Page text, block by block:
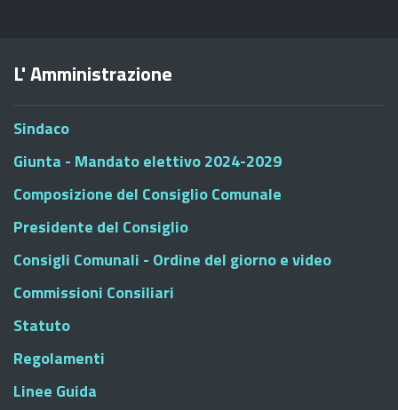
L' Amministrazione
Sindaco
Giunta - Mandato elettivo 2024-2029
Composizione del Consiglio Comunale
Presidente del Consiglio
Consigli Comunali - Ordine del giorno e video
Commissioni Consiliari
Statuto
Regolamenti
Linee Guida